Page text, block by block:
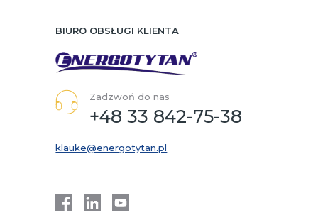
BIURO OBSŁUGI KLIENTA
Zadzwoń do nas
+48 33 842-75-38
klauke@energotytan.pl